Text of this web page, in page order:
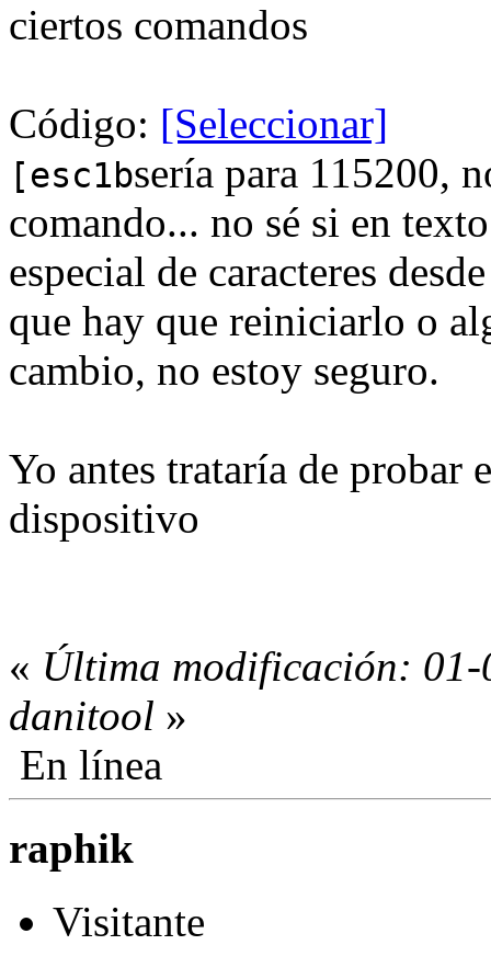
ciertos comandos
Código: [Seleccionar]
[esc1bsería para 115200,
comando... no sé si en
especial de caracteres
que hay que reiniciarlo o
cambio, no estoy seguro.
Yo antes trataría de probar
dispositivo
« Última modificación:
danitool »
En línea
raphik
Visitante